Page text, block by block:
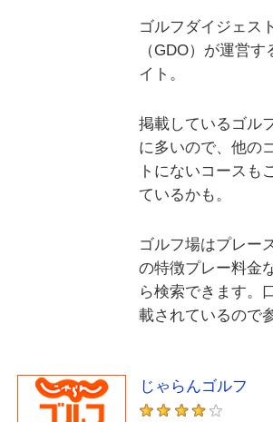
ゴルフダイジェス
（GDO）が運営
イト。
掲載しているゴル
に多いので、他の
トにないコースも
ているかも。
ゴルフ場はプレー
の特徴プレー料金
ら検索できます。
載されているので
じゃらんゴルフ